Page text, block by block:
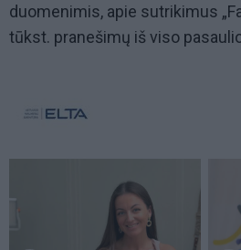
duomenimis, apie sutrikimus
tūkst. pranešimų iš viso